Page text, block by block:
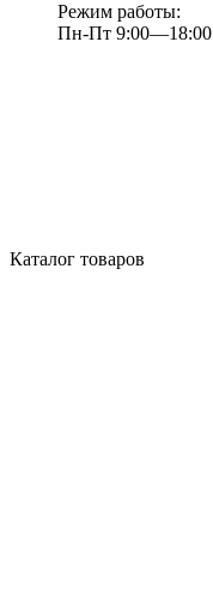
Режим работы:
Пн-Пт 9:00—18:00
Каталог товаров